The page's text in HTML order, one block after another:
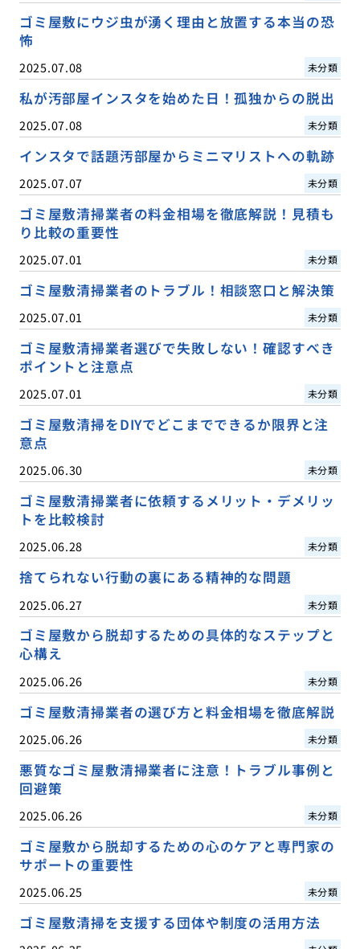
ゴミ屋敷にウジ虫が湧く理由と放置する本当の恐
怖
2025.07.08 未分類
私が汚部屋インスタを始めた日！孤独からの脱出
2025.07.08 未分類
インスタで話題汚部屋からミニマリストへの軌跡
2025.07.07 未分類
ゴミ屋敷清掃業者の料金相場を徹底解説！見積も
り比較の重要性
2025.07.01 未分類
ゴミ屋敷清掃業者のトラブル！相談窓口と解決策
2025.07.01 未分類
ゴミ屋敷清掃業者選びで失敗しない！確認すべき
ポイントと注意点
2025.07.01 未分類
ゴミ屋敷清掃をDIYでどこまでできるか限界と注
意点
2025.06.30 未分類
ゴミ屋敷清掃業者に依頼するメリット・デメリッ
トを比較検討
2025.06.28 未分類
捨てられない行動の裏にある精神的な問題
2025.06.27 未分類
ゴミ屋敷から脱却するための具体的なステップと
心構え
2025.06.26 未分類
ゴミ屋敷清掃業者の選び方と料金相場を徹底解説
2025.06.26 未分類
悪質なゴミ屋敷清掃業者に注意！トラブル事例と
回避策
2025.06.26 未分類
ゴミ屋敷から脱却するための心のケアと専門家の
サポートの重要性
2025.06.25 未分類
ゴミ屋敷清掃を支援する団体や制度の活用方法